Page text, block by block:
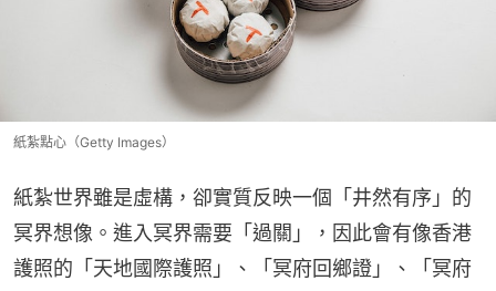
紙紮點心（Getty Images）
紙紮世界雖是虛構，卻實質反映一個「井然有序」的
冥界想像。進入冥界需要「過關」，因此會有像香港
護照的「天地國際護照」、「冥府回鄉證」、「冥府